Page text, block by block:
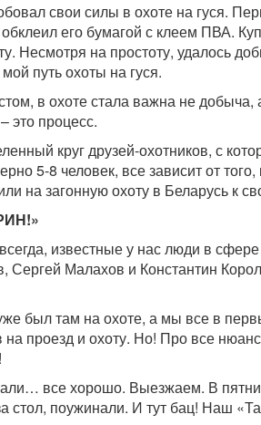
свои силы в охоте на гуся.
обклеил его бумагой с клеем ПВА.
Несмотря на простоту, удалось
путь охоты на гуся.
в охоте стала важна не
это процесс.
круг друзей-охотников, с
5-8 человек, все зависит от
на загонную охоту в Беларусь к
известные у нас люди в
Малахов и Константин
был там на охоте, а мы все в
на проезд и охоту. Но! Про все
все хорошо. Выезжаем. В
стол, поужинали. И тут бац! Наш